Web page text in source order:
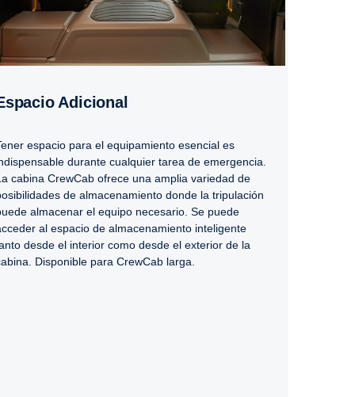
Espacio Adicional
espacio para el equipamiento esencial es
durante cualquier tarea de emergencia.
cabina CrewCab ofrece una amplia variedad de
de almacenamiento donde la tripulación
almacenar el equipo necesario. Se puede
al espacio de almacenamiento inteligente
desde el interior como desde el exterior de la
Disponible para CrewCab larga.